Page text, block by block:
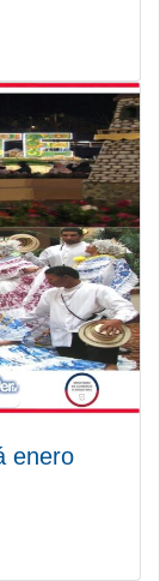
enero